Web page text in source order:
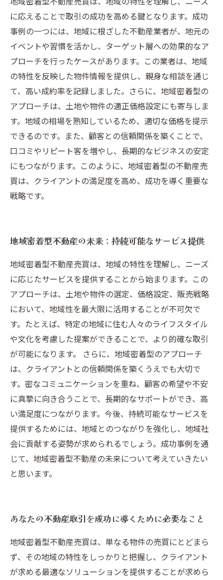
に応えることで取引の成功を高める鍵となります。成功
事例の一つには、地域に根ざした不動産業者が、地元の
イベントや習慣を活かし、ターゲット層への効果的なア
プローチを行ったケースがあります。この業者は、地域
の特性を反映した物件情報を提供し、親身な相談を通じ
て、高い成約率を記録しました。さらに、地域密着型の
アプローチは、土地や物件の適正価格設定にも寄与しま
す。地域の相場を熟知しているため、適切な価格を提示
できるのです。また、顧客との信頼関係を築くことで、
口コミやリピート客を増やし、長期的なビジネスの安定
にもつながります。このように、地域密着型の不動産売
買は、クライアントの満足度を高め、成功を導く重要な
戦略です。
地域密着型不動産の未来：持続可能なサービス提供
地域密着型不動産売買は、地域の特性を理解し、ニーズ
に応じたサービスを提供することから始まります。この
アプローチは、土地や物件の選定、価格設定、販売戦略
において、地域性を最大限に活用することが不可欠で
す。たとえば、特定の地域に住む人々のライフスタイル
や文化を考慮した提案ができることで、より的確な取引
が可能になります。 さらに、地域密着型のアプローチ
は、クライアントとの信頼関係を築くうえでも大切で
す。密なコミュニケーションを重ね、顧客の希望や不安
に真摯に向き合うことで、長期的なサポートができ、高
い満足度につながります。今後、持続可能なサービスを
提供するためには、地域とのつながりを強化し、地域社
会に貢献する姿勢が求められるでしょう。成功事例を通
じて、地域密着型不動産の未来について考えていきたい
と思います。
あなたの不動産取引を成功に導くために必要なこと
地域密着型不動産売買は、単なる物件の売買にとどまら
ず、その地域の特性をしっかりと把握し、クライアント
が求める最適なソリューションを提供することが求めら